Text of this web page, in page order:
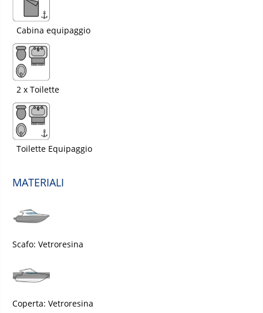
Cabina equipaggio
2 x Toilette
Toilette Equipaggio
MATERIALI
Scafo: Vetroresina
Coperta: Vetroresina